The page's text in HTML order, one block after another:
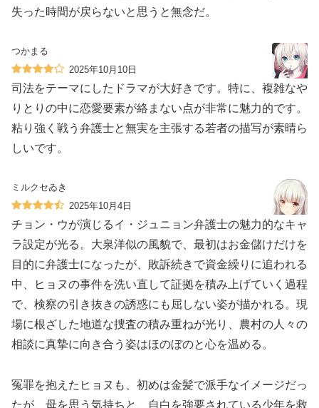
失った時間が戻らないと思うと無念だ。
つかまる
2025年10月10日
司法をテーマにしたドラマが大好きです。特に、複雑なや
りとりの中に恋愛要素が絡まない点が非常に魅力的です。
粘り強く戦う弁護士と無実を主張する若者の描写が素晴ら
しいです。
ミルクセゐき
2025年10月4日
チョン・ウが演じるイ・ジュニョン弁護士の魅力的なキャ
ラ設定が光る。大泉洋似の風貌で、最初はお金儲けだけを
目的に弁護士になったが、敗訴続きで資金繰りに追われる
中、ヒョヌの事件を洗い直して証拠を積み上げていく過程
で、検察の引き抜きの誘惑にも屈しない姿が描かれる。現
場に根ざした地道な捜査の積み重ねが光り、農村の人々の
相談に真摯に向き合う姿はほのぼのと心を温める。
冤罪を抱えたヒョヌも、初めは金髪で派手なイメージだっ
たが、母を思う気持ちと、自白を強要されている少年を救